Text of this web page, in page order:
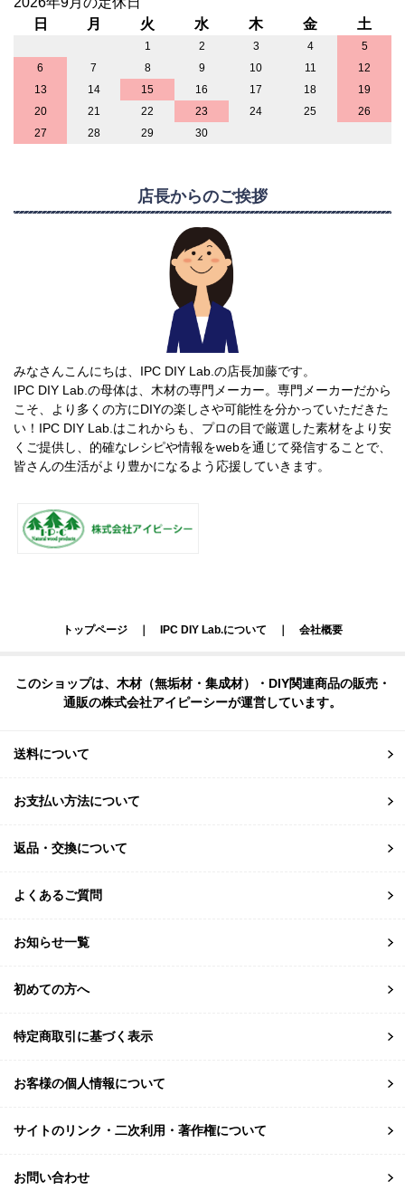
日
月 火 水 木 金 土
1 2 3 4
5
6
7 8 9 10 11
12
13
14 15 16 17 18
19
20
21 22 23 24 25
26
27
28 29 30
店長からのご挨拶
みなさんこんにちは、IPC DIY Lab.の店長加藤です。
IPC DIY Lab.の母体は、木材の専門メーカー。専門メーカーだから
こそ、より多くの方にDIYの楽しさや可能性を分かっていただきた
い！IPC DIY Lab.はこれからも、プロの目で厳選した素材をより安
くご提供し、的確なレシピや情報をwebを通じて発信することで、
皆さんの生活がより豊かになるよう応援していきます。
トップページ IPC DIY Lab.について 会社概要
このショップは、木材（無垢材・集成材）・DIY関連商品の販売・
通販の株式会社アイピーシーが運営しています。
送料について
お支払い方法について
返品・交換について
よくあるご質問
お知らせ一覧
初めての方へ
特定商取引に基づく表示
お客様の個人情報について
サイトのリンク・二次利用・著作権について
お問い合わせ